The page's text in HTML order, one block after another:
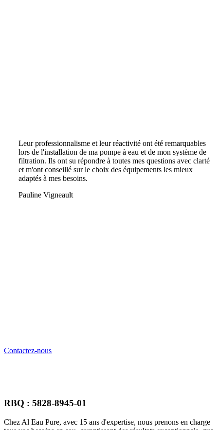
Leur professionnalisme et leur réactivité ont été remarquables
lors de l'installation de ma pompe à eau et de mon système de
filtration. Ils ont su répondre à toutes mes questions avec clarté
et m'ont conseillé sur le choix des équipements les mieux
adaptés à mes besoins.
Pauline Vigneault
Contactez-nous
RBQ : 5828-8945-01
Chez Al Eau Pure, avec 15 ans d'expertise, nous prenons en charge